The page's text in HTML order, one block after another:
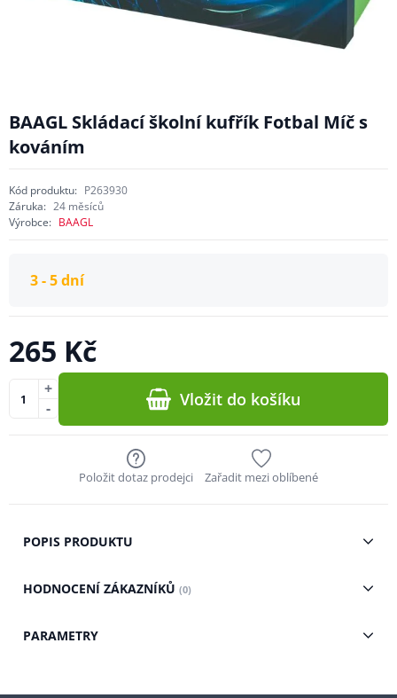
BAAGL Skládací školní kufřík Fotbal Míč s
kováním
Kód produktu: P263930
Záruka: 24 měsíců
Výrobce: BAAGL
3 - 5 dní
265 Kč
-
+ Vložit do košíku
Položit dotaz prodejci Zařadit mezi oblíbené
POPIS PRODUKTU
HODNOCENÍ ZÁKAZNÍKŮ (0)
PARAMETRY